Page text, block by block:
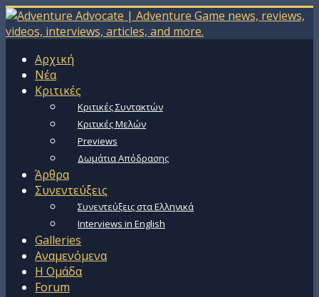
Αρχική
Νέα
Κριτικές
Κριτικές Συντακτών
Κριτικές Μελών
Previews
Δωμάτια Απόδρασης
Άρθρα
Συνεντεύξεις
Συνεντεύξεις στα Ελληνικά
Interviews in English
Galleries
Αναμενόμενα
Η Ομάδα
Forum